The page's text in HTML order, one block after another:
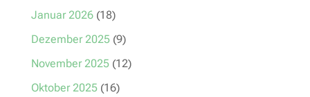
Januar 2026(18)
Dezember 2025(9)
November 2025(12)
Oktober 2025(16)